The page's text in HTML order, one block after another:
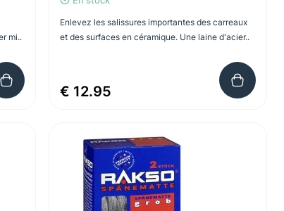
mi..
Enlevez les salissures importantes des carreaux
et des surfaces en céramique. Une laine d'acier..
€ 12.95